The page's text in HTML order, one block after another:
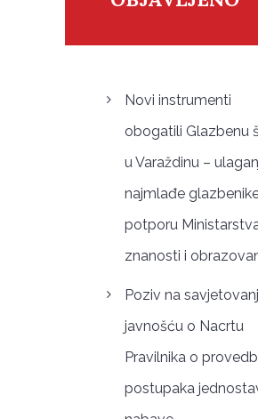
Novi instrumenti
obogatili Glazbenu
u Varaždinu –
najmlađe
potporu
znanosti i
Poziv na
javnošću o Nacrtu
Pravilnika o
postupaka